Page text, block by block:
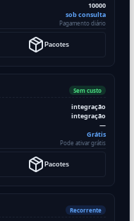
10000
sob consulta
Pagamento diário
Pacotes
Sem custo
integração
integração
—
Grátis
Pode ativar grátis
Pacotes
Recorrente